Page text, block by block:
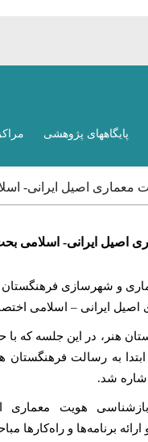
پایگاههای پژوهشی
معماری اصیل ایرانی-
اصیل ایرانی- اسلامی
اصیل ایرانی – اسلامی
هنر، در این جلسه که
به رسالت فرهنگستان
شد.
هویت معماری
برنامه‌ها و راه‌کارها